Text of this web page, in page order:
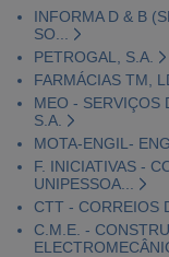
INFORMA D & B
SO...
PETROGAL, S.A.
FARMÁCIAS TM,
MEO - SERVIÇOS
S.A.
MOTA-ENGIL-
F. INICIATIVAS -
UNIPESSOA...
CTT - CORREIOS
C.M.E. -